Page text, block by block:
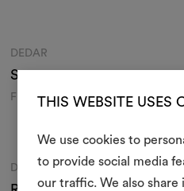
THIS WEBSITE USES
We use cookies to
to provide social media
our traffic. We also
DEDAR
Sansone024
Flammhemmender Samt
Moodboard
DEDAR